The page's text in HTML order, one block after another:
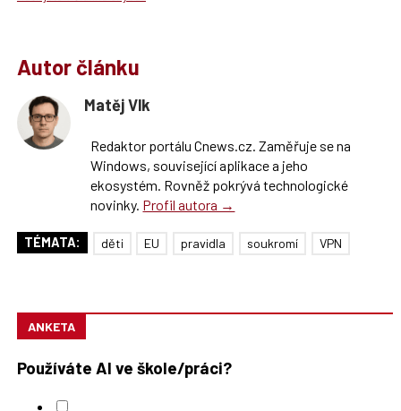
Autor článku
Matěj Vlk
Redaktor portálu Cnews.cz. Zaměřuje se na
Windows, související aplikace a jeho
ekosystém. Rovněž pokrývá technologické
novinky. Profil autora →
TÉMATA: děti EU pravidla soukromí VPN
ANKETA
Používáte AI ve škole/práci?